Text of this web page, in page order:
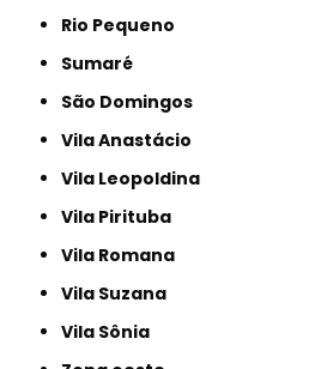
Rio Pequeno
Sumaré
São Domingos
Vila Anastácio
Vila Leopoldina
Vila Pirituba
Vila Romana
Vila Suzana
Vila Sônia